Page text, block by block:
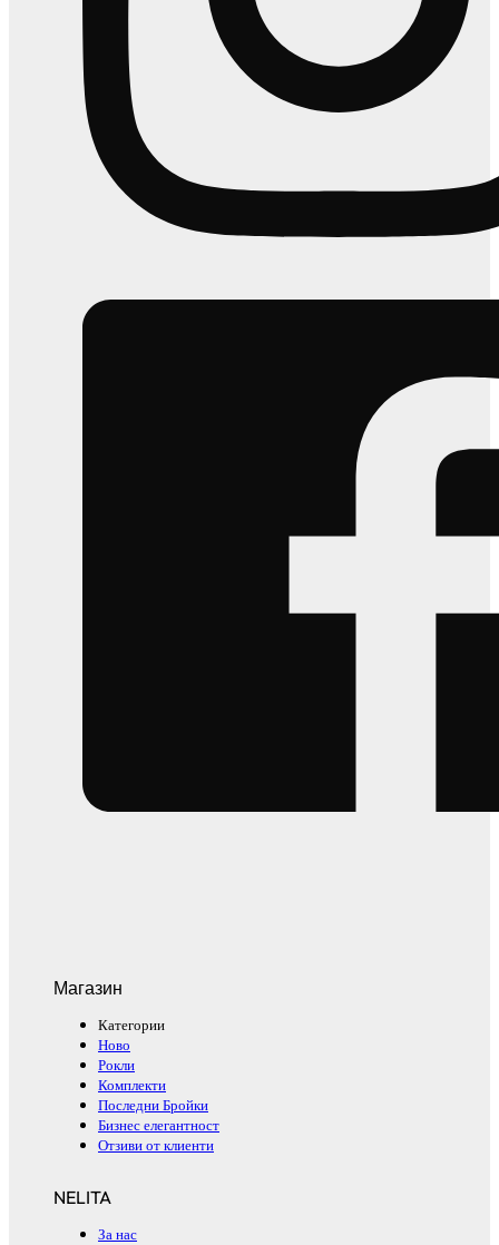
Магазин
Категории
Ново
Рокли
Комплекти
Последни Бройки
Бизнес елегантност
Отзиви от клиенти
NELITA
За нас